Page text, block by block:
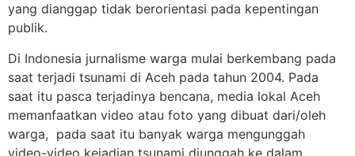
yang dianggap tidak berorientasi pada kepentingan
publik.
Di Indonesia jurnalisme warga mulai berkembang pada
saat terjadi tsunami di Aceh pada tahun 2004. Pada
saat itu pasca terjadinya bencana, media lokal Aceh
memanfaatkan video atau foto yang dibuat dari/oleh
warga, pada saat itu banyak warga mengunggah
video-video kejadian tsunami diunggah ke dalam